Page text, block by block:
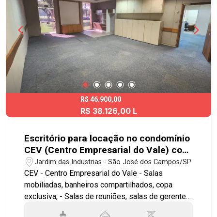
#geraçãoimóveis #comercialoocação
#comerciallocaçãoSJC
#ConjuntoResidencialTrintaeUmdeMarço
R$ 46.900,00
R$ 38.126,00 L
Escritório para locação no condomínio
CEV (Centro Empresarial do Vale) com
2 banheiros e 4 vagas de garagem - No
bairro Jardim das Industrias - SJC
Jardim das Industrias - São José dos Campos/SP
CEV - Centro Empresarial do Vale - Salas
mobiliadas, banheiros compartilhados, copa
exclusiva, - Salas de reuniões, salas de gerente e